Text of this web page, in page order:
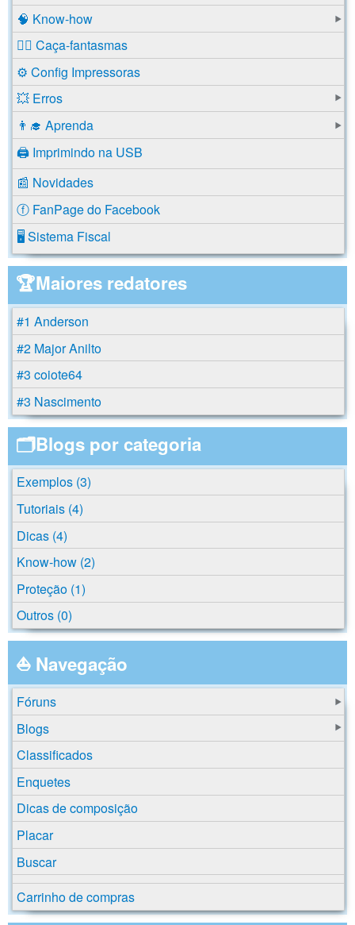
🧠 Know-how
🕵️‍♂️ Caça-fantasmas
⚙️ Config Impressoras
💥 Erros
👨‍🎓 Aprenda
🖨️ Imprimindo na USB
📰 Novidades
ⓕ FanPage do Facebook
🖥️ Sistema Fiscal
🏆Maiores redatores
#1 Anderson
#2 Major Anilto
#3 coiote64
#3 Nascimento
🗂️Blogs por categoria
Exemplos (3)
Tutoriais (4)
Dicas (4)
Know-how (2)
Proteção (1)
Outros (0)
⛵ Navegação
Fóruns
Blogs
Classificados
Enquetes
Dicas de composição
Placar
Buscar
Carrinho de compras